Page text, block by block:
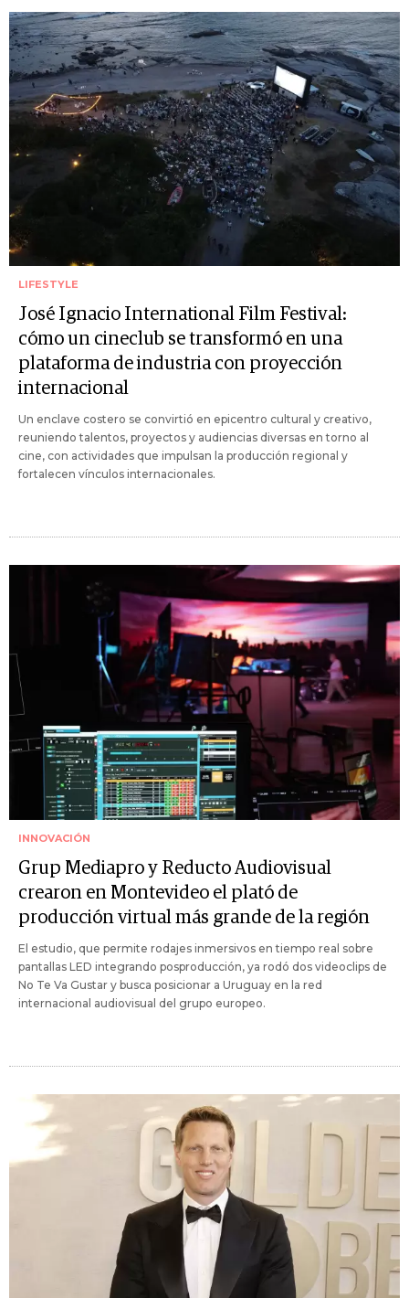
LIFESTYLE
José Ignacio International Film Festival:
cómo un cineclub se transformó en una
plataforma de industria con proyección
internacional
Un enclave costero se convirtió en epicentro cultural y creativo,
reuniendo talentos, proyectos y audiencias diversas en torno al
cine, con actividades que impulsan la producción regional y
fortalecen vínculos internacionales.
INNOVACIÓN
Grup Mediapro y Reducto Audiovisual
crearon en Montevideo el plató de
producción virtual más grande de la región
El estudio, que permite rodajes inmersivos en tiempo real sobre
pantallas LED integrando posproducción, ya rodó dos videoclips de
No Te Va Gustar y busca posicionar a Uruguay en la red
internacional audiovisual del grupo europeo.